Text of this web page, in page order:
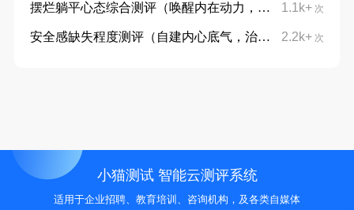
1.1k+ 次
摆烂躺平心态综合测评（唤醒内在动力，摆脱躺平摆烂心态）
2.2k+ 次
安全感缺失程度测评（自建内心底气，治愈不安与敏感）
小猫测试 智能云测评系统
适用于企业招聘、教育培训、咨询机构，及各类自媒体